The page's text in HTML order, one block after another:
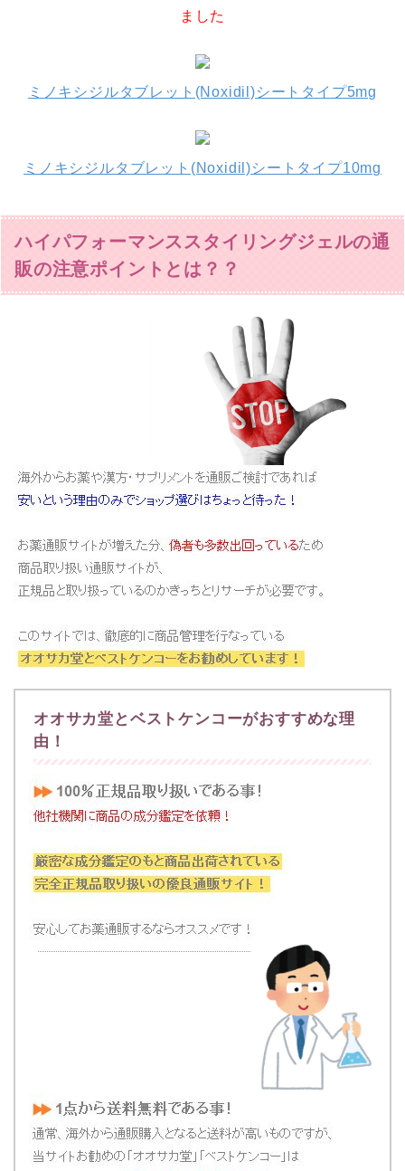
ました
ミノキシジルタブレット(Noxidil)シートタイプ5mg
ミノキシジルタブレット(Noxidil)シートタイプ10mg
ハイパフォーマンススタイリングジェルの通
販の注意ポイントとは？？
オオサカ堂とベストケンコーがおすすめな理
由！